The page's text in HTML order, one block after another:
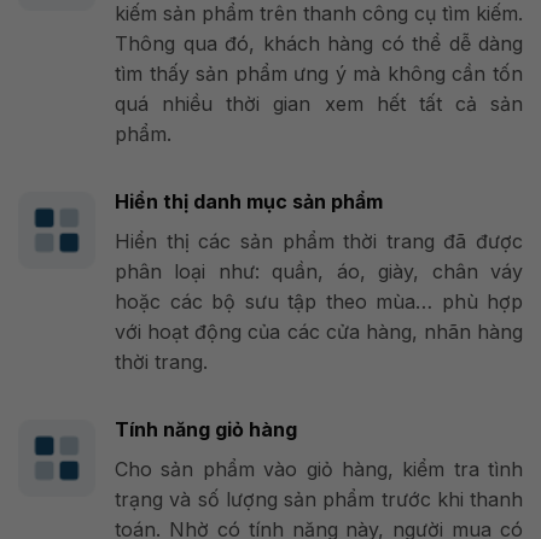
kiếm sản phẩm trên thanh công cụ tìm kiếm.
Thông qua đó, khách hàng có thể dễ dàng
tìm thấy sản phẩm ưng ý mà không cần tốn
quá nhiều thời gian xem hết tất cả sản
phẩm.
Hiển thị danh mục sản phẩm
Hiển thị các sản phẩm thời trang đã được
phân loại như: quần, áo, giày, chân váy
hoặc các bộ sưu tập theo mùa… phù hợp
với hoạt động của các cửa hàng, nhãn hàng
thời trang.
Tính năng giỏ hàng
Cho sản phẩm vào giỏ hàng, kiểm tra tình
trạng và số lượng sản phẩm trước khi thanh
toán. Nhờ có tính năng này, người mua có